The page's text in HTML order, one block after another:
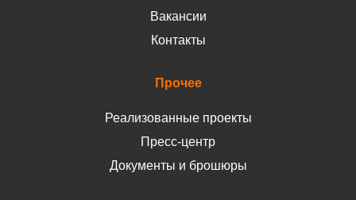
Вакансии
Контакты
Прочее
Реализованные проекты
Пресс-центр
Документы и брошюры